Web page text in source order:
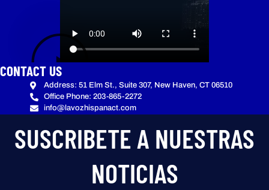
CONTACT US
Address: 51 Elm St., Suite 307, New Haven, CT 06510
Office Phone: 203-865-2272
info@lavozhispanact.com
SUSCRIBETE A NUESTRAS
NOTICIAS